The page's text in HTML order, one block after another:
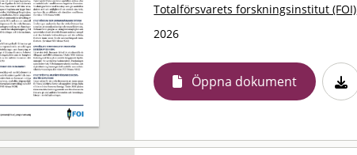
Totalförsvarets forskningsinstitut (FOI)
2026
Öppna dokument